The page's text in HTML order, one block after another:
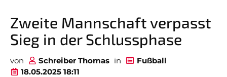
Zweite Mannschaft verpasst
Sieg in der Schlussphase
von Schreiber Thomas in
Fußball
18.05.2025 18:11